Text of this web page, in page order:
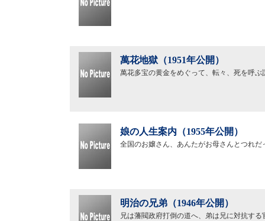
萬花地獄（1951年公開）
萬花多宝の黄金をめぐって、転々、死を呼
娘の人生案内（1955年公開）
全国のお嬢さん、あんたがお母さんとつれ
明治の兄弟（1946年公開）
兄は藩閥政府打倒の道へ、弟は兄に対抗す